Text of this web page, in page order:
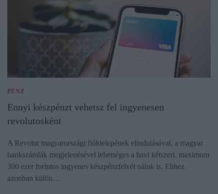
PÉNZ
Ennyi készpénzt vehetsz fel ingyenesen
revolutosként
A Revolut magyarországi fióktelepének elindulásával, a magyar
bankszámlák megjelenésével lehetséges a havi kétszeri, maximum
300 ezer forintos ingyenes készpénzfelvét náluk is. Ehhez
azonban külön…